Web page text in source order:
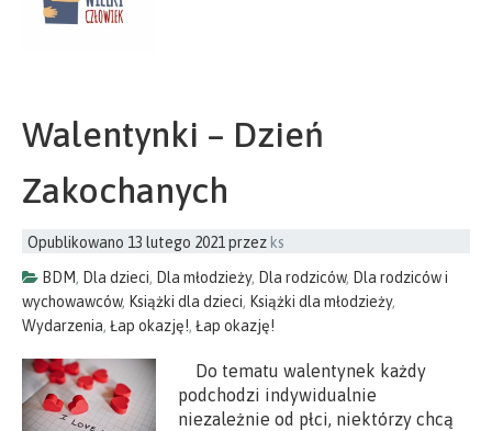
Walentynki – Dzień
Zakochanych
Opublikowano 13 lutego 2021 przez ks
BDM, Dla dzieci, Dla młodzieży, Dla rodziców, Dla rodziców i
wychowawców, Książki dla dzieci, Książki dla młodzieży,
Wydarzenia, Łap okazję!, Łap okazję!
Do tematu walentynek każdy
podchodzi indywidualnie
niezależnie od płci, niektórzy chcą